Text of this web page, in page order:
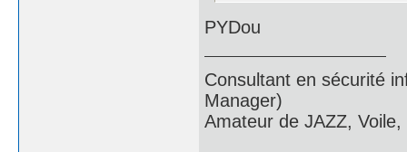
PYDou
Consultant en sécurité
Manager)
Amateur de JAZZ, Voile,